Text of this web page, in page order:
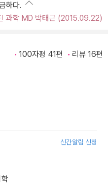
하다.
과학 MD 박태근 (2015.09.22)
100자평 41편 리뷰 16편
신간알림 신청